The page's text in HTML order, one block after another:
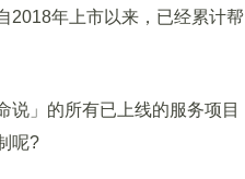
年上市以来，已经累计帮
」的所有已上线的服务项目
呢?